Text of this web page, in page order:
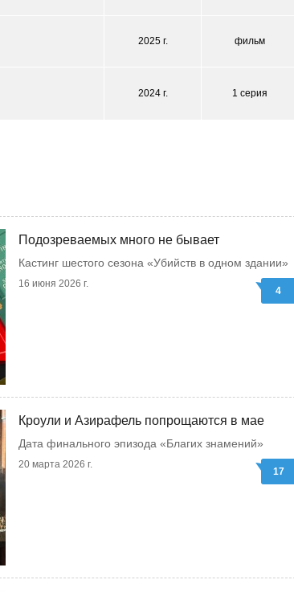
2025 г. фильм
2024 г. 1 серия
Подозреваемых много не бывает
Кастинг шестого сезона «Убийств в одном здании»
16 июня 2026 г.
4
Кроули и Азирафель попрощаются в мае
Дата финального эпизода «Благих знамений»
20 марта 2026 г.
17